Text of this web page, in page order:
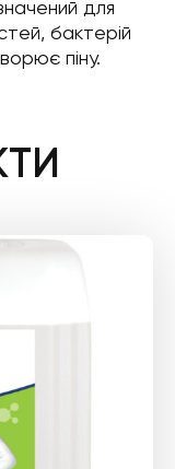
для
бактерій
піну.